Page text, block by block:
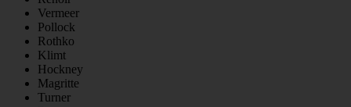
Vermeer
Pollock
Rothko
Klimt
Hockney
Magritte
Turner